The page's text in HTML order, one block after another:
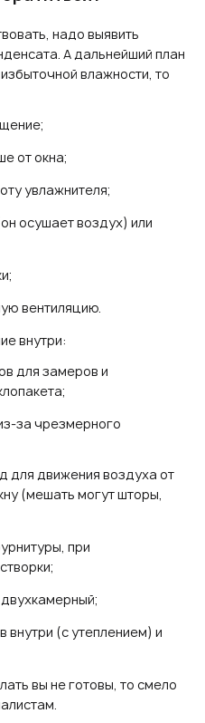
надо выявить
А дальнейший план
влажности, то
от окна;
увлажнителя;
осушает воздух) или
вентиляцию.
внутри:
для замеров и
за чрезмерного
для движения воздуха от
(мешать могут шторы,
при
внутри (с утеплением) и
вы не готовы, то смело